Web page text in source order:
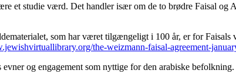
et studie værd. Det handler især om de to brødre Faisal og
som har været tilgængeligt i 100 år, er for Faisals
the-weizmann-faisal-agreement-
og engagement som nyttige for den arabiske